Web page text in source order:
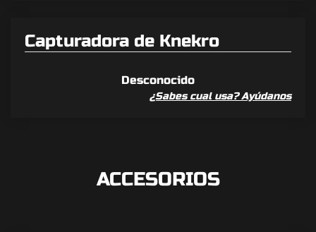
Capturadora de Knekro
Desconocido
¿Sabes cual usa? Ayúdanos
ACCESORIOS